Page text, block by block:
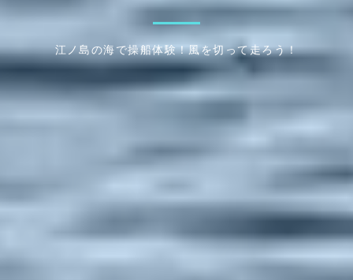
江ノ島の海で操船体験！風を切って走ろう！